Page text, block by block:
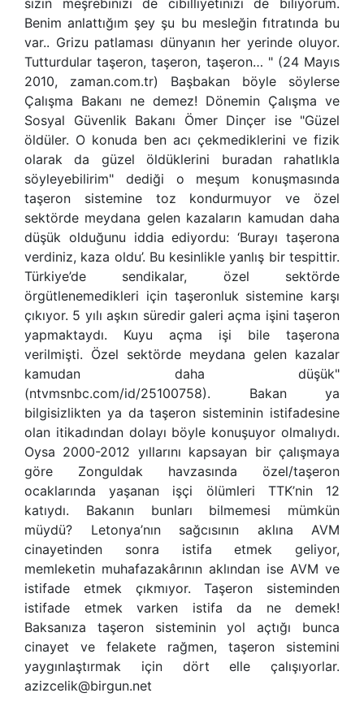
Benim anlattığım şey şu bu mesleğin fıtratında bu
var.. Grizu patlaması dünyanın her yerinde oluyor.
Tutturdular taşeron, taşeron, taşeron… " (24 Mayıs
2010, zaman.com.tr) Başbakan böyle söylerse
Çalışma Bakanı ne demez! Dönemin Çalışma ve
Sosyal Güvenlik Bakanı Ömer Dinçer ise "Güzel
öldüler. O konuda ben acı çekmediklerini ve fizik
olarak da güzel öldüklerini buradan rahatlıkla
söyleyebilirim" dediği o meşum konuşmasında
taşeron sistemine toz kondurmuyor ve özel
sektörde meydana gelen kazaların kamudan daha
düşük olduğunu iddia ediyordu: ‘Burayı taşerona
verdiniz, kaza oldu’. Bu kesinlikle yanlış bir tespittir.
Türkiye’de sendikalar, özel sektörde
örgütlenemedikleri için taşeronluk sistemine karşı
çıkıyor. 5 yılı aşkın süredir galeri açma işini taşeron
yapmaktaydı. Kuyu açma işi bile taşerona
verilmişti. Özel sektörde meydana gelen kazalar
kamudan daha düşük"
(ntvmsnbc.com/id/25100758). Bakan ya
bilgisizlikten ya da taşeron sisteminin istifadesine
olan itikadından dolayı böyle konuşuyor olmalıydı.
Oysa 2000-2012 yıllarını kapsayan bir çalışmaya
göre Zonguldak havzasında özel/taşeron
ocaklarında yaşanan işçi ölümleri TTK’nin 12
katıydı. Bakanın bunları bilmemesi mümkün
müydü? Letonya’nın sağcısının aklına AVM
cinayetinden sonra istifa etmek geliyor,
memleketin muhafazakârının aklından ise AVM ve
istifade etmek çıkmıyor. Taşeron sisteminden
istifade etmek varken istifa da ne demek!
Baksanıza taşeron sisteminin yol açtığı bunca
cinayet ve felakete rağmen, taşeron sistemini
yaygınlaştırmak için dört elle çalışıyorlar.
azizcelik@birgun.net